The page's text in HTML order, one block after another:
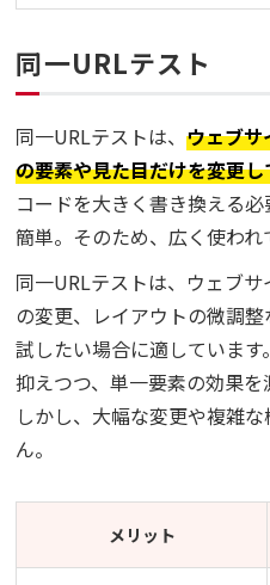
同一URLテスト
同一URLテストは、ウェブサ
の要素や見た目だけを変更
コードを大きく書き換える
簡単。そのため、広く使われ
同一URLテストは、ウェブ
の変更、レイアウトの微調
試したい場合に適していま
抑えつつ、単一要素の効果を
しかし、大幅な変更や複雑
ん。
メリット